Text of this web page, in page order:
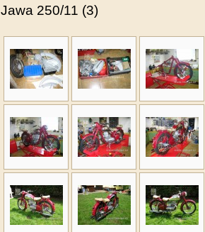
Jawa 250/11 (3)